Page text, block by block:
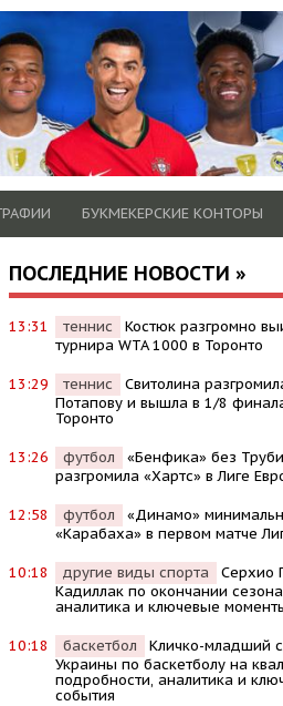
БУКМЕКЕРСКИЕ КОНТОРЫ
ПОСЛЕДНИЕ НОВОСТИ »
13:31 теннис
Костюк разгромно
турнира WTA 1000 в Торонто
13:29 теннис
Свитолина
Потапову и вышла в 1/8
Торонто
13:26 футбол
«Бенфика» без
разгромила «Хартс» в Лиге
12:58 футбол
«Динамо»
«Карабаха» в первом матче
10:18 другие виды спорта
Серхио
Кадиллак по окончании
аналитика и ключевые
10:18 баскетбол
Кличко-младший
Украины по баскетболу на
подробности, аналитика и
события